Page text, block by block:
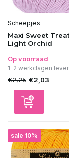
Scheepjes
Maxi Sweet
Light Orchid
Op voorraad
1-2 werkdagen
€2,25 €2,03
sale 10%